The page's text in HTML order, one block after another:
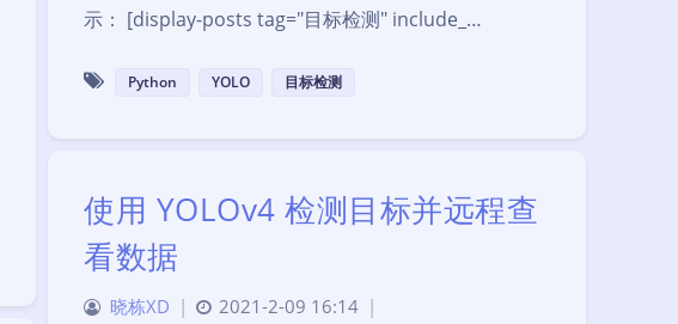
示： [display-posts tag="目标检测" include_…
Python YOLO 目标检测
使用 YOLOv4 检测目标并远程查
看数据
晓栋XD | 2021-2-09 16:14 |